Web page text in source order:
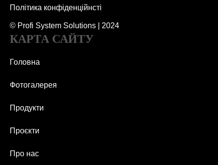
Політика конфіденційнсті
© Profi System Solutions | 2024
КАРТА САЙТУ
Головна
Фотогалерея
Продукти
Проєкти
Про нас